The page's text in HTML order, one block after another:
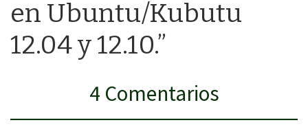
en Ubuntu/Kubutu
12.04 y 12.10.”
4 Comentarios